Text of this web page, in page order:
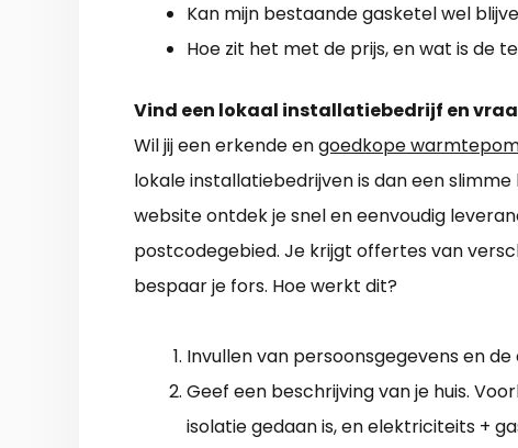
Kan mijn bestaande gasketel wel
Hoe zit het met de prijs, en wat is de
Vind een lokaal installatiebedrijf en
Wil jij een erkende engoedkope
lokale installatiebedrijven is dan een
website ontdek je snel en eenvoudig
postcodegebied. Je krijgt offertes van
bespaar je fors. Hoe werkt dit?
Invullen van persoonsgegevens en
Geef een beschrijving van je huis.
isolatie gedaan is, en elektriciteits +